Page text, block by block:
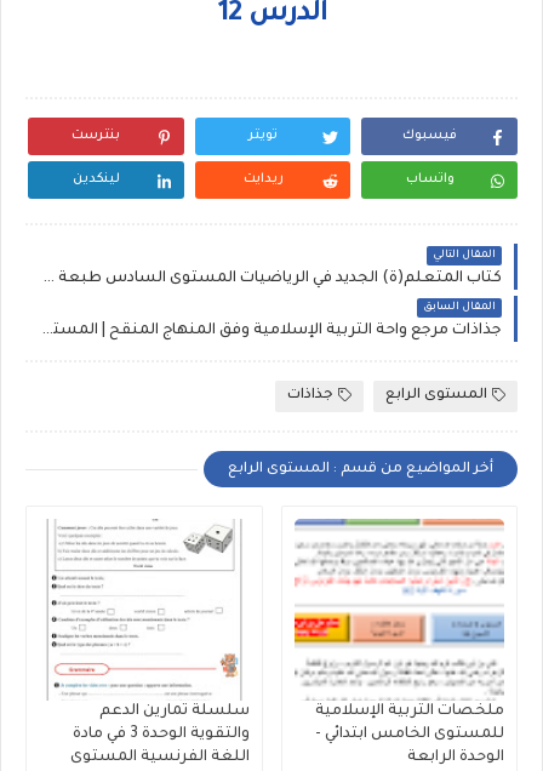
الدرس 12
فيسبوك تويتر بنترست
واتساب ريدايت لينكدين
المقال التالي
كتاب المتعلم(ة) الجديد في الرياضيات المستوى السادس طبعة شتنبر 2020
المقال السابق
جذاذات مرجع واحة التربية الإسلامية وفق المنهاج المنقح | المستوى الرابع
المستوى الرابع جذاذات
أخر المواضيع من قسم : المستوى الرابع
ملخصات التربية الإسلامية
للمستوى الخامس ابتدائي -
الوحدة الرابعة
سلسلة تمارين الدعم
والتقوية الوحدة 3 في مادة
اللغة الفرنسية المستوى